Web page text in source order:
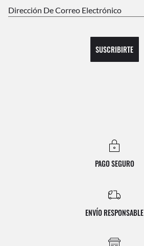
Dirección De Correo Electrónico
SUSCRIBIRTE
PAGO SEGURO
ENVÍO RESPONSABLE